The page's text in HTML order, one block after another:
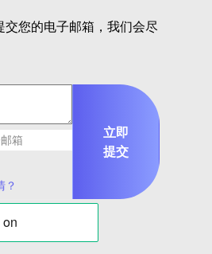
您的电子邮箱，我们会尽
？
立即
提交